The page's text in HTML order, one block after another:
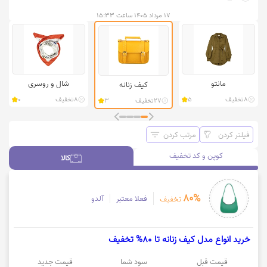
۱۷ مرداد ۱۴۰۵ ساعت ۱۵:۳۳
مانتو
8تخفیف 5
کیف زنانه
27تخفیف 3
شال و روسری
8تخفیف 0
فیلتر کردن مرتب کردن
کوپن و کد تخفیف کالاکالا
80% تخفیف فعلا معتبر آلدو
خرید انواع مدل کیف زنانه تا 80% تخفیف
قیمت قبل سود شما قیمت جدید